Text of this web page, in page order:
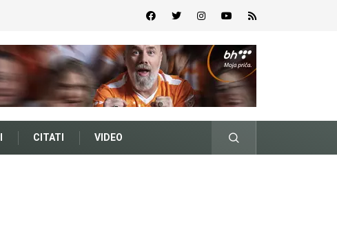
CITATI VIDEO